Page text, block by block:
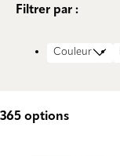
Filtrer par :
Couleur
365 options